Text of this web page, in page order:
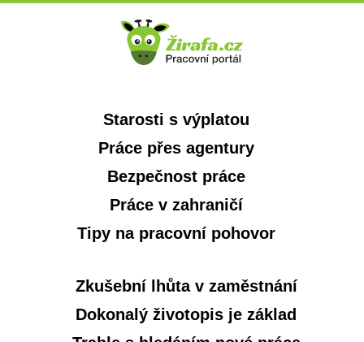
Starosti s výplatou
Práce přes agentury
Bezpečnost práce
Práce v zahraničí
Tipy na pracovní pohovor
Zkušební lhůta v zaměstnání
Dokonalý životopis je základ